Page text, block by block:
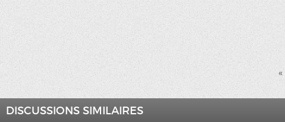
«
DISCUSSIONS SIMILAIRES